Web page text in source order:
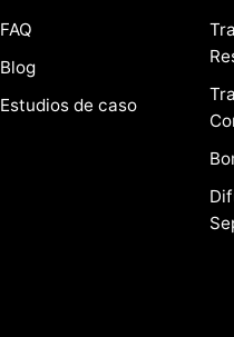
FAQ
Blog
Estudios de caso